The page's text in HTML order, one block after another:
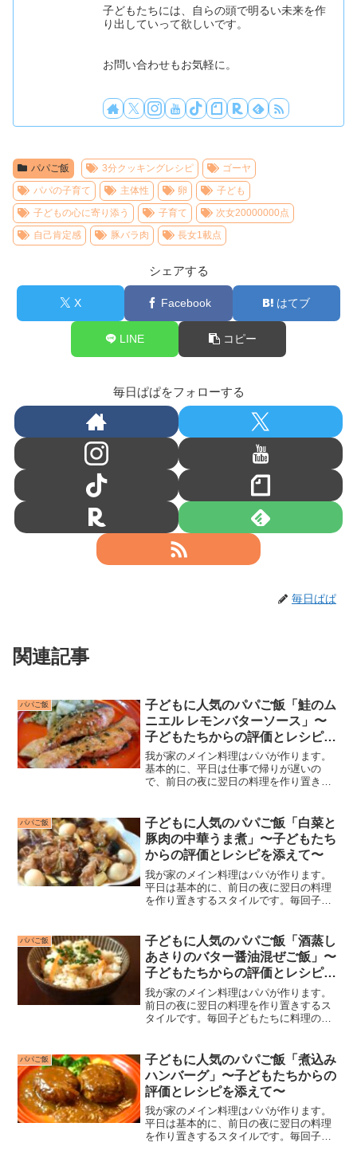
子どもたちには、自らの頭で明るい未来を作
り出していって欲しいです。
お問い合わせもお気軽に。
パパご飯 3分クッキングレシピ
ゴーヤ
パパの子育て
主体性 卵
子ども
子どもの心に寄り添う
子育て
次女20000000点
自己肯定感
豚バラ肉 長女1載点
シェアする
X Facebook はてブ
LINE コピー
毎日ぱぱをフォローする
毎日ぱぱ
関連記事
パパご飯
子どもに人気のパパご飯「鮭のム
ニエル レモンバターソース」〜
子どもたちからの評価とレシピを
添えて〜
我が家のメイン料理はパパが作ります。
基本的に、平日は仕事で帰りが遅いの
で、前日の夜に翌日の料理を作り置きし
てくれる点数がおもしろいのと、私自身
が“子どもに人気のレシピ”...
パパご飯
子どもに人気のパパご飯「白菜と
豚肉の中華うま煮」〜子どもたち
からの評価とレシピを添えて〜
我が家のメイン料理はパパが作ります。
平日は基本的に、前日の夜に翌日の料理
を作り置きするスタイルです。毎回子ど
もしろいのと、私自身が“子どもに人気の
レシピ”を探すのにいつも...
パパご飯
子どもに人気のパパご飯「酒蒸し
あさりのバター醤油混ぜご飯」〜
子どもたちからの評価とレシピを
添えて〜
我が家のメイン料理はパパが作ります。
前日の夜に翌日の料理を作り置きするス
タイルです。毎回子どもたちに料理の評
身が“子どもに人気のレシピ”を探すのにい
つも苦労してきたので...
パパご飯
子どもに人気のパパご飯「煮込み
ハンバーグ」〜子どもたちからの
評価とレシピを添えて〜
我が家のメイン料理はパパが作ります。
平日は基本的に、前日の夜に翌日の料理
を作り置きするスタイルです。毎回子ど